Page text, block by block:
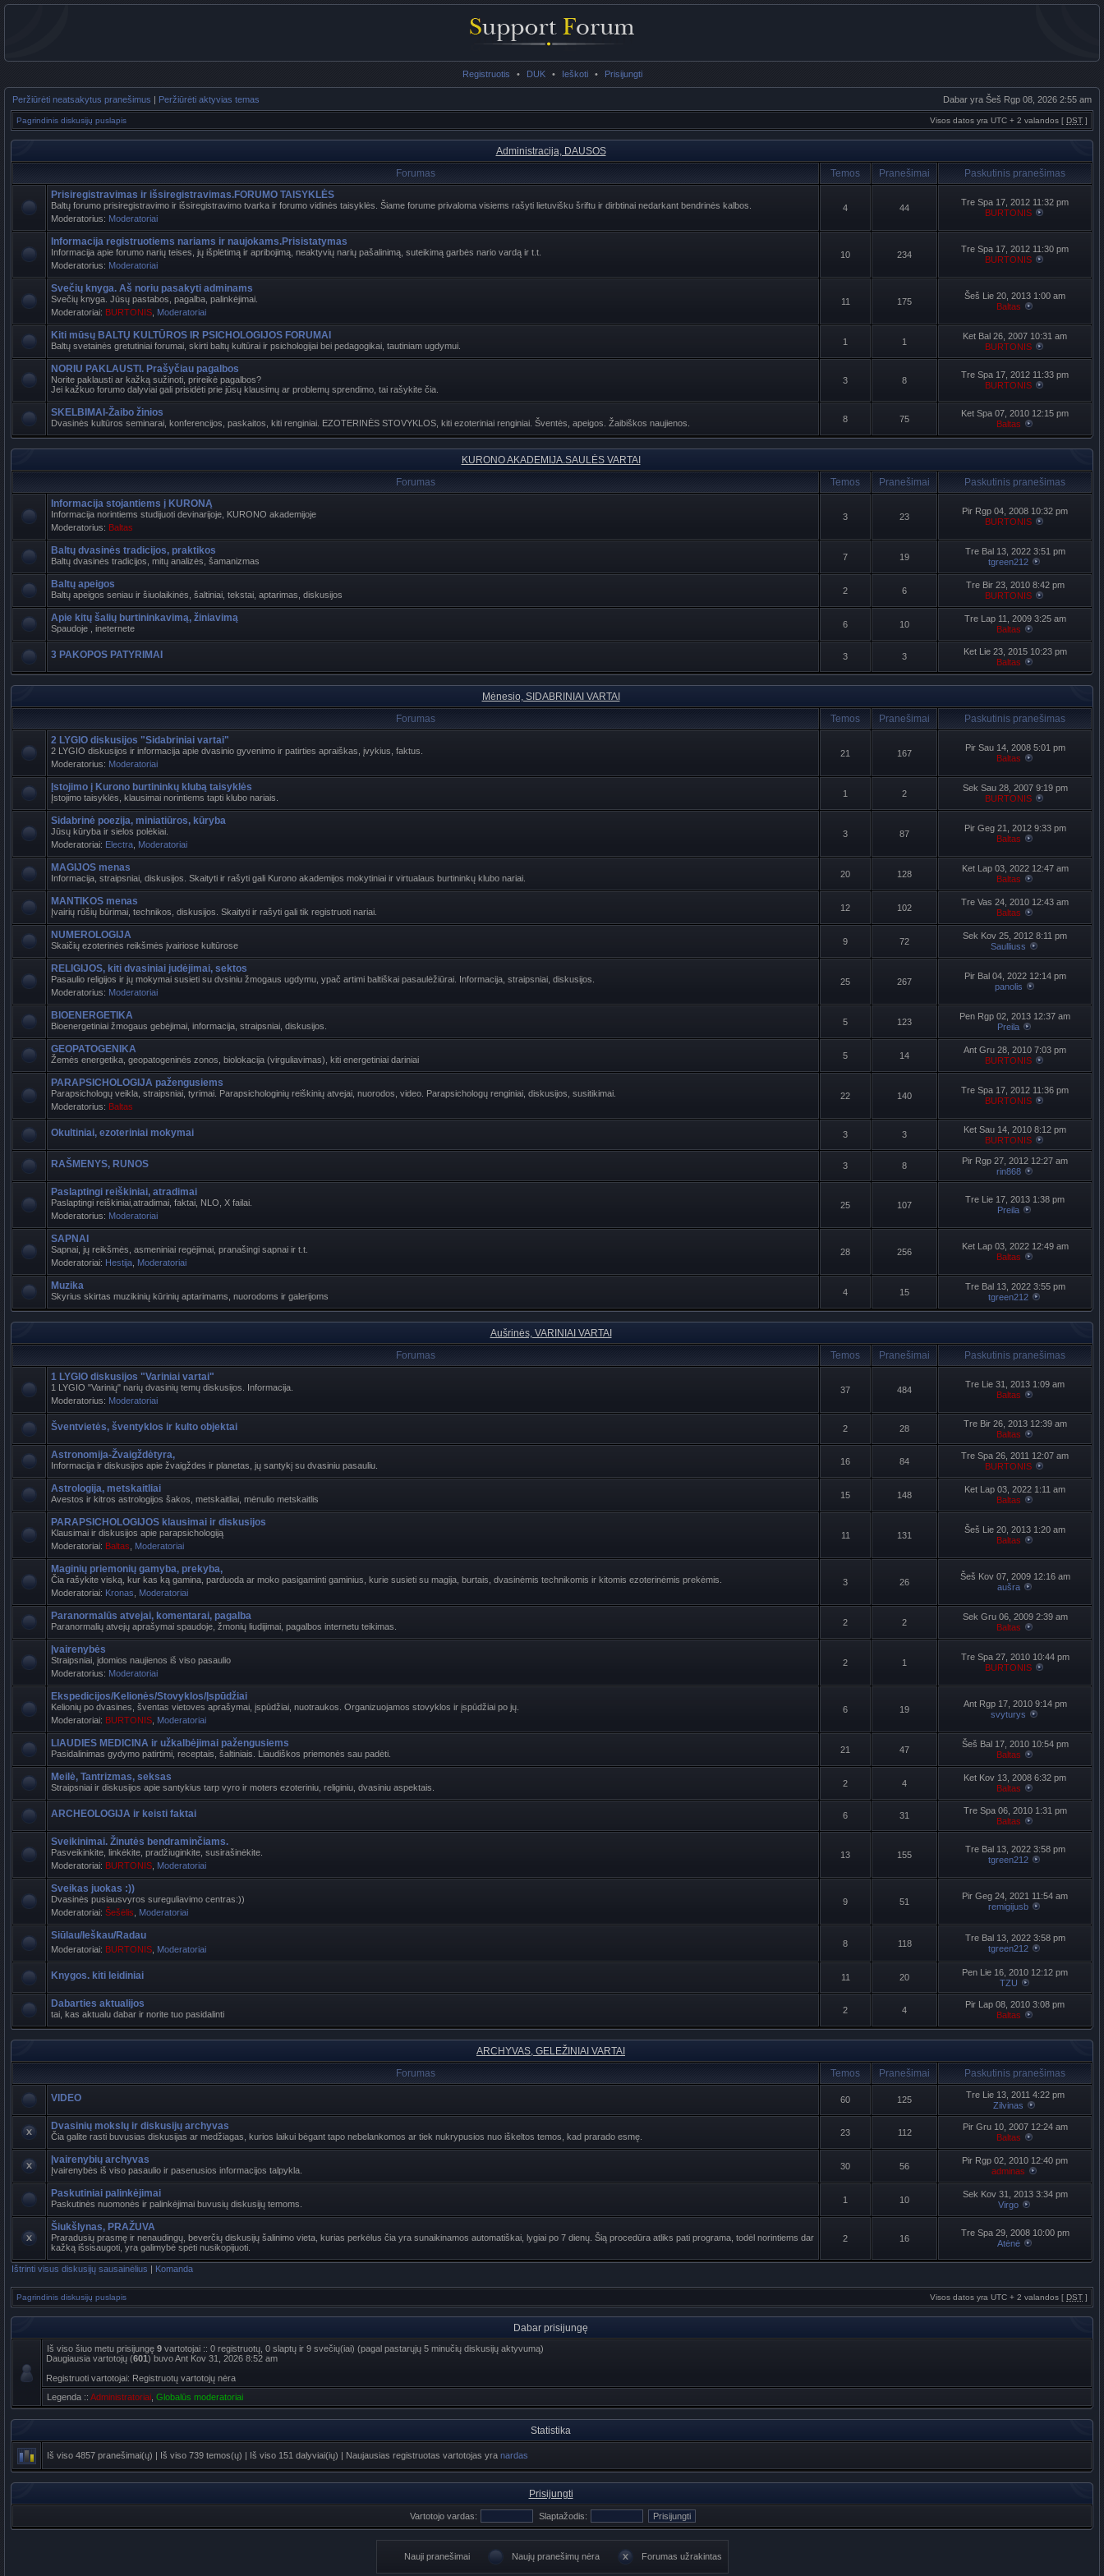
Registruotis • DUK • Ieškoti • Prisijungti
Peržiūrėti neatsakytus pranešimus | Peržiūrėti aktyvias temas Dabar yra Šeš Rgp 08, 2026 2:55 am
Pagrindinis diskusijų puslapis Visos datos yra UTC + 2 valandos [ DST ]
Administracija, DAUSOS
Forumas
Temos Pranešimai
Paskutinis pranešimas
Prisiregistravimas ir išsiregistravimas.FORUMO TAISYKLĖS
Baltų forumo prisiregistravimo ir išsiregistravimo tvarka ir forumo vidinės taisyklės. Šiame forume privaloma visiems rašyti lietuvišku šriftu ir dirbtinai nedarkant bendrinės kalbos.
Moderatorius: Moderatoriai
4 44
Tre Spa 17, 2012 11:32 pm
BURTONIS
Informacija registruotiems nariams ir naujokams.Prisistatymas
Informacija apie forumo narių teises, jų išplėtimą ir apribojimą, neaktyvių narių pašalinimą, suteikimą garbės nario vardą ir t.t.
Moderatorius: Moderatoriai
10 234
Tre Spa 17, 2012 11:30 pm
BURTONIS
Svečių knyga. Aš noriu pasakyti adminams
Svečių knyga. Jūsų pastabos, pagalba, palinkėjimai.
Moderatoriai: BURTONIS Moderatoriai
11 175
Šeš Lie 20, 2013 1:00 am
Baltas
Kiti mūsų BALTŲ KULTŪROS IR PSICHOLOGIJOS FORUMAI
Baltų svetainės gretutiniai forumai, skirti baltų kultūrai ir psichologijai bei pedagogikai, tautiniam ugdymui. 1 1
Ket Bal 26, 2007 10:31 am
BURTONIS
NORIU PAKLAUSTI. Prašyčiau pagalbos
Norite paklausti ar kažką sužinoti, prireikė pagalbos?
Jei kažkuo forumo dalyviai gali prisidėti prie jūsų klausimų ar problemų sprendimo, tai rašykite čia.
3 8
Tre Spa 17, 2012 11:33 pm
BURTONIS
SKELBIMAI-Žaibo žinios
Dvasinės kultūros seminarai, konferencijos, paskaitos, kiti renginiai. EZOTERINĖS STOVYKLOS, kiti ezoteriniai renginiai. Šventės, apeigos. Žaibiškos naujienos. 8 75
Ket Spa 07, 2010 12:15 pm
Baltas
KURONO AKADEMIJA.SAULĖS VARTAI
Forumas
Temos Pranešimai
Paskutinis pranešimas
Informacija stojantiems į KURONĄ
Informacija norintiems studijuoti devinarijoje, KURONO akademijoje
Moderatorius: Baltas
3 23
Pir Rgp 04, 2008 10:32 pm
BURTONIS
Baltų dvasinės tradicijos, praktikos
Baltų dvasinės tradicijos, mitų analizės, šamanizmas 7 19
Tre Bal 13, 2022 3:51 pm
tgreen212
Baltų apeigos
Baltų apeigos seniau ir šiuolaikinės, šaltiniai, tekstai, aptarimas, diskusijos 2 6
Tre Bir 23, 2010 8:42 pm
BURTONIS
Apie kitų šalių burtininkavimą, žiniavimą
Spaudoje , ineternete 6 10
Tre Lap 11, 2009 3:25 am
Baltas
3 PAKOPOS PATYRIMAI 3 3
Ket Lie 23, 2015 10:23 pm
Baltas
Mėnesio, SIDABRINIAI VARTAI
Forumas
Temos Pranešimai
Paskutinis pranešimas
2 LYGIO diskusijos "Sidabriniai vartai"
2 LYGIO diskusijos ir informacija apie dvasinio gyvenimo ir patirties apraiškas, įvykius, faktus.
Moderatorius: Moderatoriai
21 167
Pir Sau 14, 2008 5:01 pm
Baltas
Įstojimo į Kurono burtininkų klubą taisyklės
Įstojimo taisyklės, klausimai norintiems tapti klubo nariais. 1 2
Sek Sau 28, 2007 9:19 pm
BURTONIS
Sidabrinė poezija, miniatiūros, kūryba
Jūsų kūryba ir sielos polėkiai.
Moderatoriai: Electra Moderatoriai
3 87
Pir Geg 21, 2012 9:33 pm
Baltas
MAGIJOS menas
Informacija, straipsniai, diskusijos. Skaityti ir rašyti gali Kurono akademijos mokytiniai ir virtualaus burtininkų klubo nariai. 20 128
Ket Lap 03, 2022 12:47 am
Baltas
MANTIKOS menas
Įvairių rūšių būrimai, technikos, diskusijos. Skaityti ir rašyti gali tik registruoti nariai. 12 102
Tre Vas 24, 2010 12:43 am
Baltas
NUMEROLOGIJA
Skaičių ezoterinės reikšmės įvairiose kultūrose 9 72
Sek Kov 25, 2012 8:11 pm
Saulliuss
RELIGIJOS, kiti dvasiniai judėjimai, sektos
Pasaulio religijos ir jų mokymai susieti su dvsiniu žmogaus ugdymu, ypač artimi baltiškai pasaulėžiūrai. Informacija, straipsniai, diskusijos.
Moderatorius: Moderatoriai
25 267
Pir Bal 04, 2022 12:14 pm
panolis
BIOENERGETIKA
Bioenergetiniai žmogaus gebėjimai, informacija, straipsniai, diskusijos. 5 123
Pen Rgp 02, 2013 12:37 am
Preila
GEOPATOGENIKA
Žemės energetika, geopatogeninės zonos, biolokacija (virguliavimas), kiti energetiniai dariniai 5 14
Ant Gru 28, 2010 7:03 pm
BURTONIS
PARAPSICHOLOGIJA pažengusiems
Parapsichologų veikla, straipsniai, tyrimai. Parapsichologinių reiškinių atvejai, nuorodos, video. Parapsichologų renginiai, diskusijos, susitikimai.
Moderatorius: Baltas
22 140
Tre Spa 17, 2012 11:36 pm
BURTONIS
Okultiniai, ezoteriniai mokymai 3 3
Ket Sau 14, 2010 8:12 pm
BURTONIS
RAŠMENYS, RUNOS 3 8
Pir Rgp 27, 2012 12:27 am
rin868
Paslaptingi reiškiniai, atradimai
Paslaptingi reiškiniai,atradimai, faktai, NLO, X failai.
Moderatorius: Moderatoriai
25 107
Tre Lie 17, 2013 1:38 pm
Preila
SAPNAI
Sapnai, jų reikšmės, asmeniniai regėjimai, pranašingi sapnai ir t.t.
Moderatoriai: Hestija Moderatoriai
28 256
Ket Lap 03, 2022 12:49 am
Baltas
Muzika
Skyrius skirtas muzikinių kūrinių aptarimams, nuorodoms ir galerijoms 4 15
Tre Bal 13, 2022 3:55 pm
tgreen212
Aušrinės, VARINIAI VARTAI
Forumas
Temos Pranešimai
Paskutinis pranešimas
1 LYGIO diskusijos "Variniai vartai"
1 LYGIO "Varinių" narių dvasinių temų diskusijos. Informacija.
Moderatorius: Moderatoriai
37 484
Tre Lie 31, 2013 1:09 am
Baltas
Šventvietės, šventyklos ir kulto objektai 2 28
Tre Bir 26, 2013 12:39 am
Baltas
Astronomija-Žvaigždėtyra,
Informacija ir diskusijos apie žvaigždes ir planetas, jų santykį su dvasiniu pasauliu. 16 84
Tre Spa 26, 2011 12:07 am
BURTONIS
Astrologija, metskaitliai
Avestos ir kitros astrologijos šakos, metskaitliai, mėnulio metskaitlis 15 148
Ket Lap 03, 2022 1:11 am
Baltas
PARAPSICHOLOGIJOS klausimai ir diskusijos
Klausimai ir diskusijos apie parapsichologiją
Moderatoriai: Baltas Moderatoriai
11 131
Šeš Lie 20, 2013 1:20 am
Baltas
Maginių priemonių gamyba, prekyba,
Čia rašykite viską, kur kas ką gamina, parduoda ar moko pasigaminti gaminius, kurie susieti su magija, burtais, dvasinėmis technikomis ir kitomis ezoterinėmis prekėmis.
Moderatoriai: Kronas Moderatoriai
3 26
Šeš Kov 07, 2009 12:16 am
aušra
Paranormalūs atvejai, komentarai, pagalba
Paranormalių atvejų aprašymai spaudoje, žmonių liudijimai, pagalbos internetu teikimas. 2 2
Sek Gru 06, 2009 2:39 am
Baltas
Įvairenybės
Straipsniai, įdomios naujienos iš viso pasaulio
Moderatorius: Moderatoriai
2 1
Tre Spa 27, 2010 10:44 pm
BURTONIS
Ekspedicijos/Kelionės/Stovyklos/Įspūdžiai
Kelionių po dvasines, šventas vietoves aprašymai, įspūdžiai, nuotraukos. Organizuojamos stovyklos ir įspūdžiai po jų.
Moderatoriai: BURTONIS Moderatoriai
6 19
Ant Rgp 17, 2010 9:14 pm
svyturys
LIAUDIES MEDICINA ir užkalbėjimai pažengusiems
Pasidalinimas gydymo patirtimi, receptais, šaltiniais. Liaudiškos priemonės sau padėti. 21 47
Šeš Bal 17, 2010 10:54 pm
Baltas
Meilė, Tantrizmas, seksas
Straipsniai ir diskusijos apie santykius tarp vyro ir moters ezoteriniu, religiniu, dvasiniu aspektais. 2 4
Ket Kov 13, 2008 6:32 pm
Baltas
ARCHEOLOGIJA ir keisti faktai 6 31
Tre Spa 06, 2010 1:31 pm
Baltas
Sveikinimai. Žinutės bendraminčiams.
Pasveikinkite, linkėkite, pradžiuginkite, susirašinėkite.
Moderatoriai: BURTONIS Moderatoriai
13 155
Tre Bal 13, 2022 3:58 pm
tgreen212
Sveikas juokas :))
Dvasinės pusiausvyros sureguliavimo centras:))
Moderatoriai: Šešėlis Moderatoriai
9 51
Pir Geg 24, 2021 11:54 am
remigijusb
Siūlau/Ieškau/Radau
Moderatoriai: BURTONIS Moderatoriai
8 118
Tre Bal 13, 2022 3:58 pm
tgreen212
Knygos. kiti leidiniai 11 20
Pen Lie 16, 2010 12:12 pm
TZU
Dabarties aktualijos
tai, kas aktualu dabar ir norite tuo pasidalinti 2 4
Pir Lap 08, 2010 3:08 pm
Baltas
ARCHYVAS, GELEŽINIAI VARTAI
Forumas
Temos Pranešimai Paskutinis pranešimas
VIDEO 60 125
Tre Lie 13, 2011 4:22 pm
Zilvinas
Dvasinių mokslų ir diskusijų archyvas
Čia galite rasti buvusias diskusijas ar medžiagas, kurios laikui bėgant tapo nebelankomos ar tiek nukrypusios nuo iškeltos temos, kad prarado esmę. 23 112
Pir Gru 10, 2007 12:24 am
Baltas
Įvairenybių archyvas
Įvairenybės iš viso pasaulio ir pasenusios informacijos talpykla. 30 56
Pir Rgp 02, 2010 12:40 pm
adminas
Paskutiniai palinkėjimai
Paskutinės nuomonės ir palinkėjimai buvusių diskusijų temoms. 1 10
Sek Kov 31, 2013 3:34 pm
Virgo
Šiukšlynas, PRAŽUVA
Praradusių prasmę ir nenaudingų, beverčių diskusijų šalinimo vieta, kurias perkėlus čia yra sunaikinamos automatiškai, lygiai po 7 dienų. Šią procedūra atliks pati programa, todėl norintiems dar
kažką išsisaugoti, yra galimybė spėti nusikopijuoti.
2 16
Tre Spa 29, 2008 10:00 pm
Atėnė
Ištrinti visus diskusijų sausainėlius | Komanda
Pagrindinis diskusijų puslapis Visos datos yra UTC + 2 valandos [ DST ]
Dabar prisijungę
Iš viso šiuo metu prisijungę 9 vartotojai :: 0 registruotų, 0 slaptų ir 9 svečių(iai) (pagal pastarųjų 5 minučių diskusijų aktyvumą)
Daugiausia vartotojų (601) buvo Ant Kov 31, 2026 8:52 am
Registruoti vartotojai: Registruotų vartotojų nėra
Legenda :: Administratoriai Globalūs moderatoriai
Statistika
Iš viso 4857 pranešimai(ų) | Iš viso 739 temos(ų) | Iš viso 151 dalyviai(ių) | Naujausias registruotas vartotojas yra nardas
Prisijungti
Vartotojo vardas: Slaptažodis:
Nauji pranešimai Naujų pranešimų nėra Forumas užrakintas